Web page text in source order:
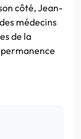
côté, Jean-
médecins
de la